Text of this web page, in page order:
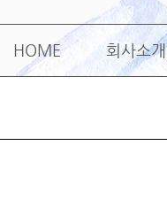
HOME 회사소개